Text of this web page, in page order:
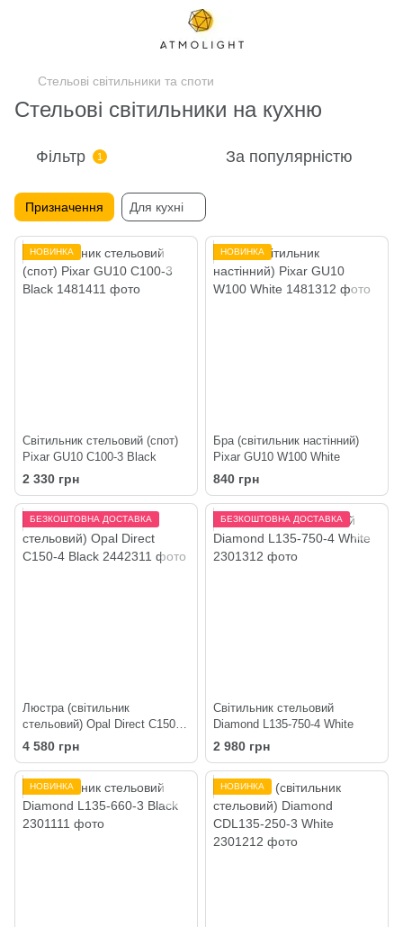
Стельові світильники та споти
Стельові світильники на кухню
Фільтр 1 За популярністю
Призначення Для кухні
НОВИНКА
Світильник стельовий (спот)
Pixar GU10 C100-3 Black
2 330 грн
НОВИНКА
Бра (світильник настінний)
Pixar GU10 W100 White
840 грн
БЕЗКОШТОВНА ДОСТАВКА
Люстра (світильник
стельовий) Opal Direct C150-4
Black
4 580 грн
БЕЗКОШТОВНА ДОСТАВКА
Світильник стельовий
Diamond L135-750-4 White
2 980 грн
НОВИНКА НОВИНКА